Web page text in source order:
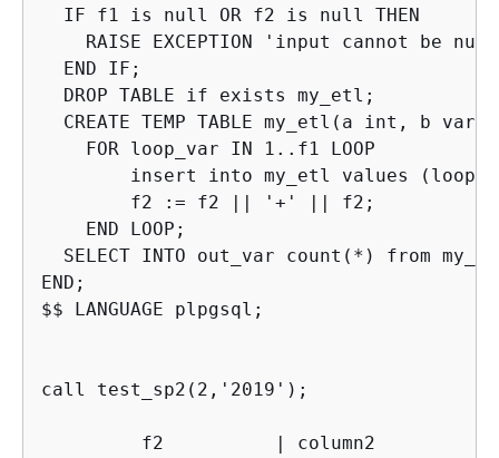
  IF f1 is null OR f2 is null THEN
RAISE EXCEPTION 'input cannot be
  END IF;
  DROP TABLE if exists my_etl;
CREATE TEMP TABLE my_etl(a int, b
    FOR loop_var IN 1..f1 LOOP
insert into my_etl values
        f2 := f2 || '+' || f2;
    END LOOP;
SELECT INTO out_var count(*) from
END;
$$ LANGUAGE plpgsql;
call test_sp2(2,'2019');
         f2          | column2